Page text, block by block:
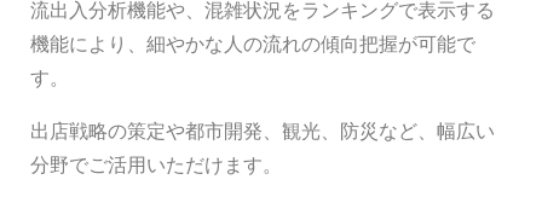
流出入分析機能や、混雑状況をランキングで表示する
機能により、細やかな人の流れの傾向把握が可能で
す。
出店戦略の策定や都市開発、観光、防災など、幅広い
分野でご活用いただけます。